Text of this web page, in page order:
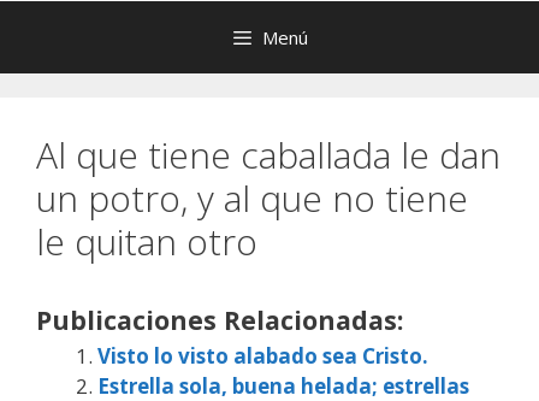
Menú
Al que tiene caballada le dan
un potro, y al que no tiene
le quitan otro
Publicaciones Relacionadas:
Visto lo visto alabado sea Cristo.
Estrella sola, buena helada; estrellas